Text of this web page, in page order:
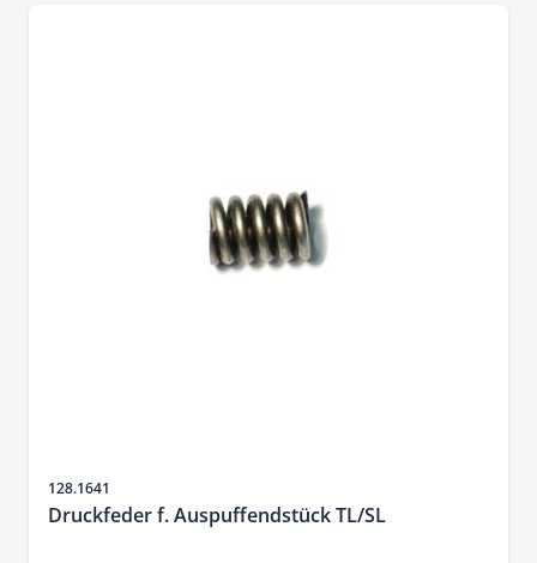
Sku
128.1641
Druckfeder f. Auspuffendstück TL/SL